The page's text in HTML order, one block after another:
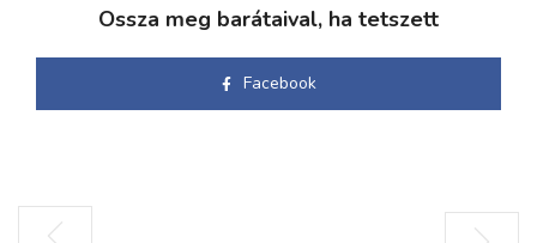
Ossza meg barátaival, ha tetszett
Facebook